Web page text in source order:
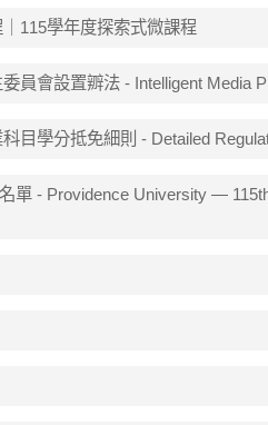
115學年度探索式微課程
員會設置辧法 - Intelligent Media
目學分抵免細則 - Detailed
單 - Providence University —